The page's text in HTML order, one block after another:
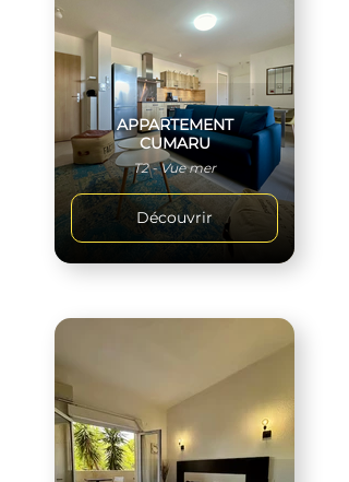
APPARTEMENT
CUMARU
T2 - Vue mer
Découvrir